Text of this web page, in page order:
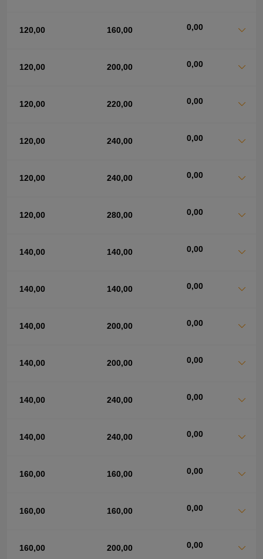
120,00 160,00 0,00
120,00 200,00 0,00
120,00 220,00 0,00
120,00 240,00 0,00
120,00 240,00 0,00
120,00 280,00 0,00
140,00 140,00 0,00
140,00 140,00 0,00
140,00 200,00 0,00
140,00 200,00 0,00
140,00 240,00 0,00
140,00 240,00 0,00
160,00 160,00 0,00
160,00 160,00 0,00
160,00 200,00 0,00